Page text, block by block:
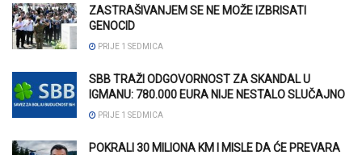
ZASTRAŠIVANJEM SE NE MOŽE IZBRISATI
GENOCID
PRIJE 1 SEDMICA
SBB TRAŽI ODGOVORNOST ZA SKANDAL U
IGMANU: 780.000 EURA NIJE NESTALO SLUČAJNO
PRIJE 1 SEDMICA
POKRALI 30 MILIONA KM I MISLE DA ĆE PREVARA